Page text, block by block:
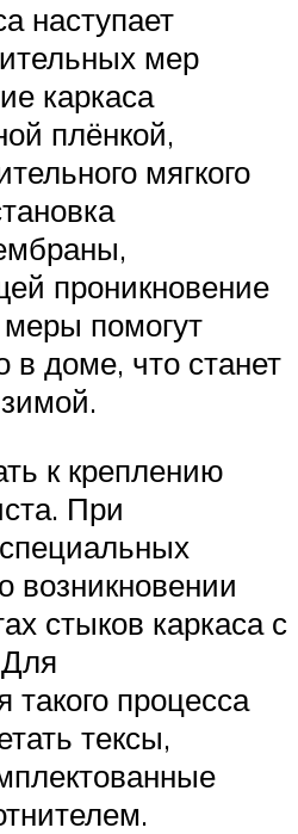
наступает
мер
каркаса
плёнкой,
мягкого
проникновение
помогут
в доме, что станет
к креплению
При
возникновении
стыков каркаса с
процесса
тексы,